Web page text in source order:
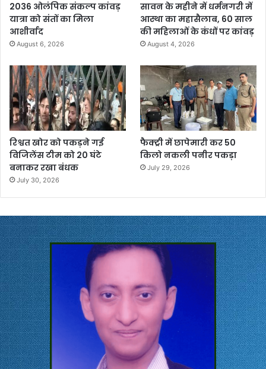
2036 ओलंपिक संकल्प कांवड़
यात्रा को संतों का मिला
आशीर्वाद
August 6, 2026
सावन के महीने में धर्मनगरी में
आस्था का महासैलाब, 60 साल
की महिलाओं के कंधों पर कांवड़
August 4, 2026
रिश्वत खोर को पकड़ने गई
विजिलेंस टीम को 20 घंटे
बनाकर रखा बंधक
July 30, 2026
फैक्ट्री में छापेमारी कर 50
किलो नकली पनीर पकड़ा
July 29, 2026